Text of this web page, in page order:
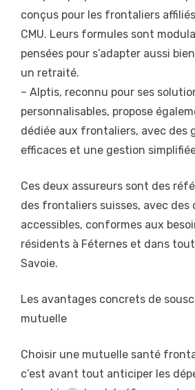
conçus pour les frontaliers
CMU. Leurs formules sont
pensées pour s’adapter aussi
un retraité.
– Alptis, reconnu pour ses
personnalisables, propose
dédiée aux frontaliers, avec des
efficaces et une gestion
Ces deux assureurs sont des
des frontaliers suisses, avec des
accessibles, conformes aux
résidents à Féternes et dans
Savoie.
Les avantages concrets de
mutuelle
Choisir une mutuelle santé
c’est avant tout anticiper les